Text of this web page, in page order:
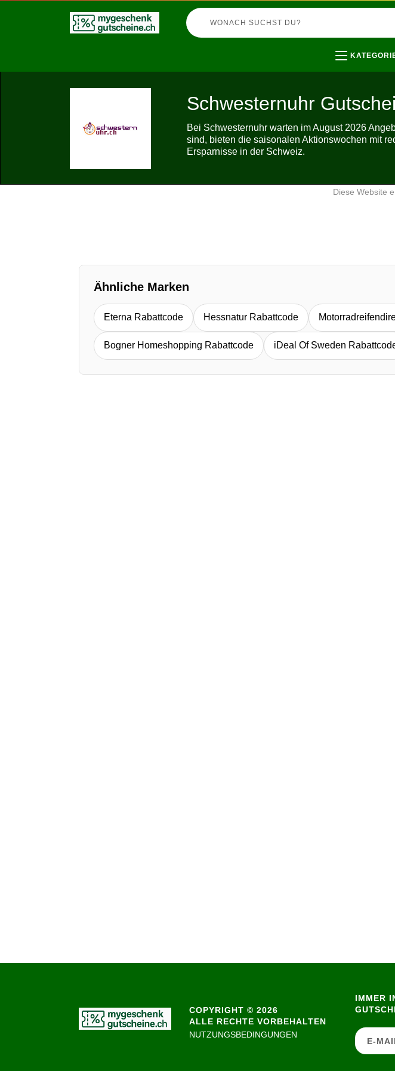
Schwesternuhr
Bei Schwesternuhr warten im August 2026
sind, bieten die saisonalen Aktionswochen mit
Ersparnisse in der Schweiz.
Diese Website
Ähnliche Marken
Eterna Rabattcode Hessnatur Rabattcode
Bogner Homeshopping Rabattcode iDeal Of Sweden
COPYRIGHT © 2026
ALLE RECHTE VORBEHALTEN
NUTZUNGSBEDINGUNGEN
IMMER